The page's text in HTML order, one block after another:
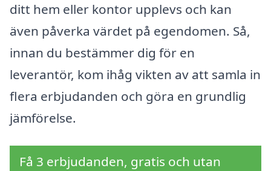
ditt hem eller kontor upplevs och kan
även påverka värdet på egendomen. Så,
innan du bestämmer dig för en
leverantör, kom ihåg vikten av att samla in
flera erbjudanden och göra en grundlig
jämförelse.
Få 3 erbjudanden, gratis och utan